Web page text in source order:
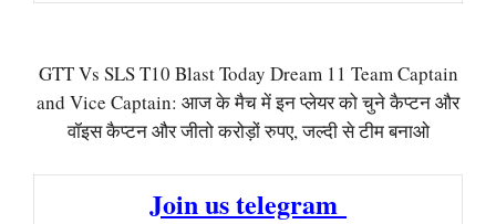
GTT Vs SLS T10 Blast Today Dream 11 Team Captain
and Vice Captain: आज के मैच में इन प्लेयर को चुने कैप्टन और
वॉइस कैप्टन और जीतो करोड़ों रुपए, जल्दी से टीम बनाओ
Join us telegram